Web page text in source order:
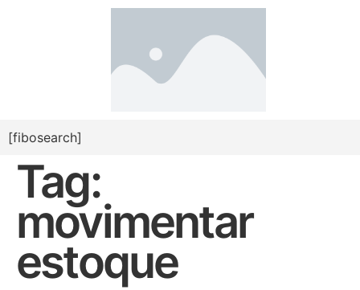
[fibosearch]
Tag:
movimentar
estoque